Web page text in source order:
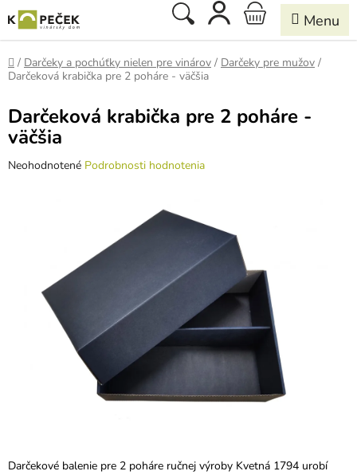
na
obsah
Hľadať
NÁKUPNÝ
KOŠÍK
Domov
/ Darčeky a pochúťky nielen pre vinárov / Darčeky pre mužov /
Darčeková krabička pre 2 poháre - väčšia
Darčekové balenie pre 2 poháre ručnej výroby Kvetná 1794 urobí
Darčeková krabička pre 2 poháre -
väčšia
Priemerné
hviezdičiek.
Neohodnotené Podrobnosti hodnotenia